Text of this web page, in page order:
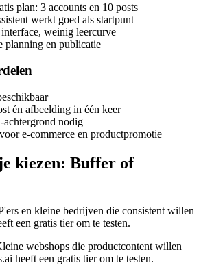
plan: 3 accounts en 10 posts
werkt goed als startpunt
weinig leercurve
planning en publicatie
én afbeelding in één keer
achtergrond nodig
e-commerce en productpromotie
kiezen: Buffer of
en kleine bedrijven die consistent willen
een gratis tier om te testen.
webshops die productcontent willen
heeft een gratis tier om te testen.